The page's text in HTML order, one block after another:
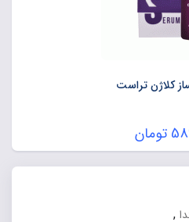
کلاژن تراست
تومان
,